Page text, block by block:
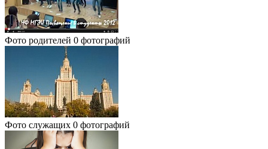
Фото родителей 0 фотографий
Фото служащих 0 фотографий